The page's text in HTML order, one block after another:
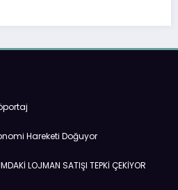
Hareketi Doğuyor
LOJMAN SATIŞI TEPKİ ÇEKİYOR